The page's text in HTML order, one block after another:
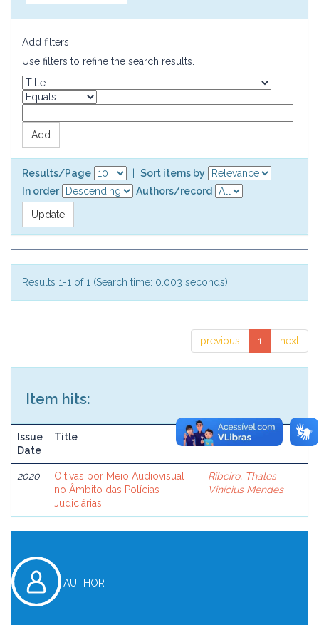
Add filters:
Use filters to refine the search results.
Results/Page
Sort items by
In order
Authors/record
Results 1-1 of 1 (Search time: 0.003 seconds).
previous 1 next
Item hits:
Issue
Date
Title Author(s)
2020
Oitivas por Meio Audiovisual
no Âmbito das Polícias
Judiciárias
Ribeiro, Thales
Vinícius Mendes
AUTHOR